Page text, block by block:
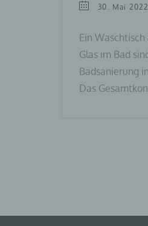
30. Mai 2022
Ein Waschtisch
Glas im Bad
Badsanierung
Das